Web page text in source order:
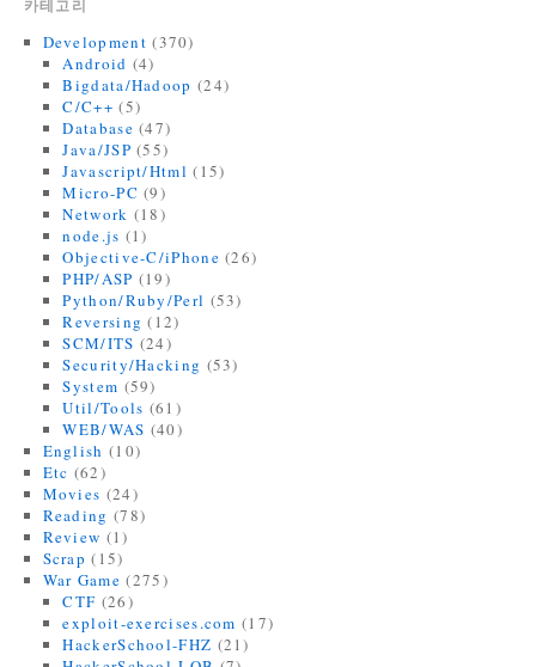
카테고리
Development (370)
Android (4)
Bigdata/Hadoop (24)
C/C++ (5)
Database (47)
Java/JSP (55)
Javascript/Html (15)
Micro-PC (9)
Network (18)
node.js (1)
Objective-C/iPhone (26)
PHP/ASP (19)
Python/Ruby/Perl (53)
Reversing (12)
SCM/ITS (24)
Security/Hacking (53)
System (59)
Util/Tools (61)
WEB/WAS (40)
English (10)
Etc (62)
Movies (24)
Reading (78)
Review (1)
Scrap (15)
War Game (275)
CTF (26)
exploit-exercises.com (17)
HackerSchool-FHZ (21)